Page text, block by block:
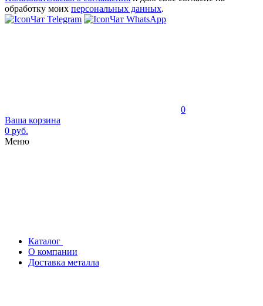
обработку моих персональных данных.
Чат Telegram
Чат WhatsApp
0
Ваша корзина
0 руб.
Меню
Каталог
О компании
Доставка металла